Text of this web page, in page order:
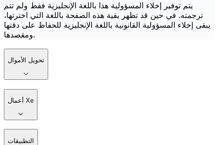
يتم توفير إخلاء المسؤولية هذا باللغة الإنجليزية فقط ولم تتم
ترجمته. في حين قد تظهر بقية هذه الصفحة باللغة التي اخترتها،
يبقى إخلاء المسؤولية القانونية باللغة الإنجليزية للحفاظ على دقتها
ومقصدها.
تحويل الأموال
أعمال Xe
التطبيقات